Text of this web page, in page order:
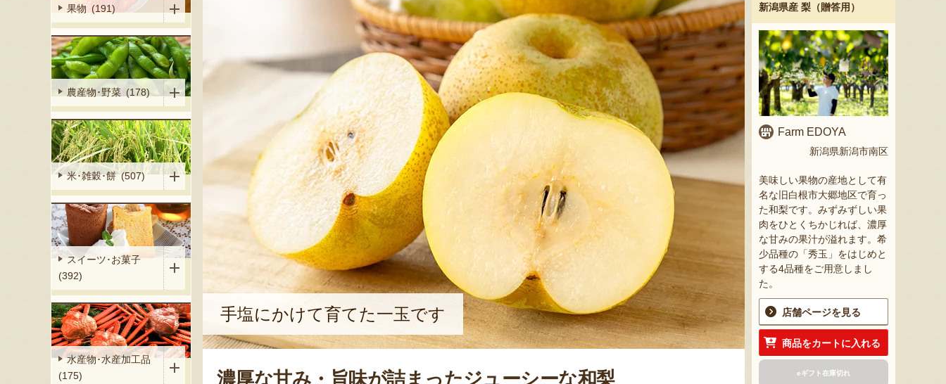
手塩にかけて育てた一玉です
濃厚な甘み・旨味が詰まったジューシーな和梨
新潟県産 梨（贈答用）
Farm EDOYA
新潟県新潟市南区
美味しい果物の産地として有
名な旧白根市大郷地区で育っ
た和梨です。みずみずしい果
肉をひとくちかじれば、濃厚
な甘みの果汁が溢れます。希
少品種の「秀玉」をはじめと
する4品種をご用意しまし
た。
店舗ページを見る
商品をカートに入れる
eギフト在庫切れ
果物 (191)
農産物･野菜 (178)
米･雑穀･餅 (507)
スイーツ･お菓子
(392)
水産物･水産加工品
(175)